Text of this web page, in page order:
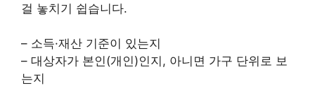
걸 놓치기 쉽습니다.
– 소득·재산 기준이 있는지
– 대상자가 본인(개인)인지, 아니면 가구 단위로 보
는지